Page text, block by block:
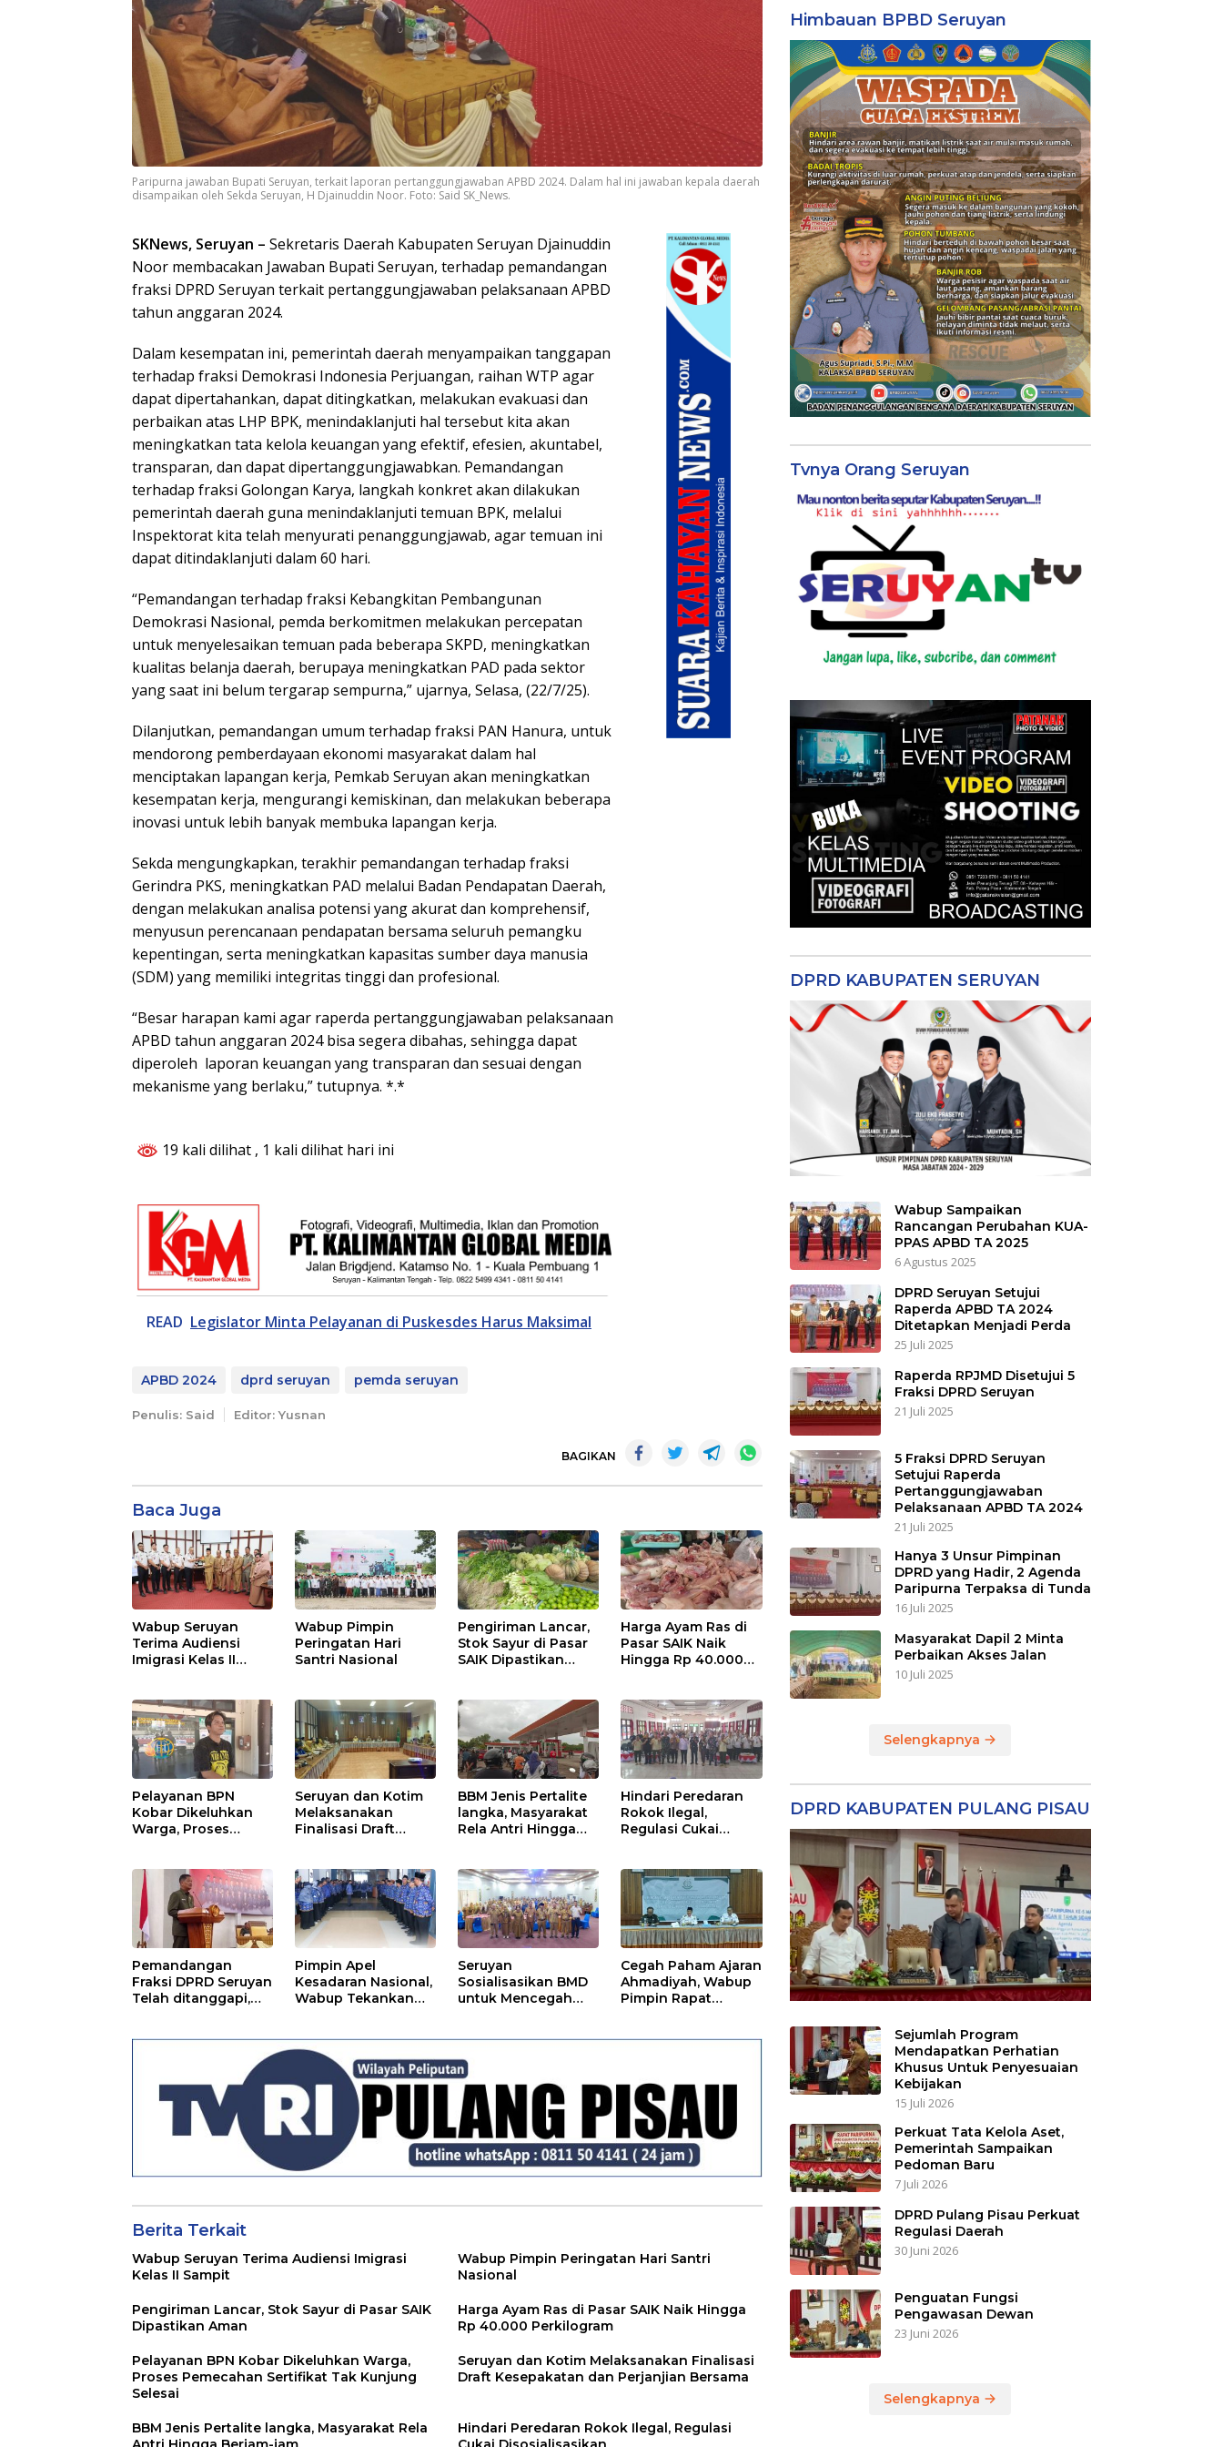
Paripurna jawaban Bupati Seruyan, terkait laporan pertanggungjawaban APBD 2024. Dalam hal ini jawaban kepala daerah
disampaikan oleh Sekda Seruyan, H Djainuddin Noor. Foto: Said SK_News.
SKNews, Seruyan – Sekretaris Daerah Kabupaten Seruyan Djainuddin
Noor membacakan Jawaban Bupati Seruyan, terhadap pemandangan
fraksi DPRD Seruyan terkait pertanggungjawaban pelaksanaan APBD
tahun anggaran 2024.
Dalam kesempatan ini, pemerintah daerah menyampaikan tanggapan
terhadap fraksi Demokrasi Indonesia Perjuangan, raihan WTP agar
dapat dipertahankan, dapat ditingkatkan, melakukan evakuasi dan
perbaikan atas LHP BPK, menindaklanjuti hal tersebut kita akan
meningkatkan tata kelola keuangan yang efektif, efesien, akuntabel,
transparan, dan dapat dipertanggungjawabkan. Pemandangan
terhadap fraksi Golongan Karya, langkah konkret akan dilakukan
pemerintah daerah guna menindaklanjuti temuan BPK, melalui
Inspektorat kita telah menyurati penanggungjawab, agar temuan ini
dapat ditindaklanjuti dalam 60 hari.
“Pemandangan terhadap fraksi Kebangkitan Pembangunan
Demokrasi Nasional, pemda berkomitmen melakukan percepatan
untuk menyelesaikan temuan pada beberapa SKPD, meningkatkan
kualitas belanja daerah, berupaya meningkatkan PAD pada sektor
yang saat ini belum tergarap sempurna,” ujarnya, Selasa, (22/7/25).
Dilanjutkan, pemandangan umum terhadap fraksi PAN Hanura, untuk
mendorong pemberdayaan ekonomi masyarakat dalam hal
menciptakan lapangan kerja, Pemkab Seruyan akan meningkatkan
kesempatan kerja, mengurangi kemiskinan, dan melakukan beberapa
inovasi untuk lebih banyak membuka lapangan kerja.
Sekda mengungkapkan, terakhir pemandangan terhadap fraksi
Gerindra PKS, meningkatkan PAD melalui Badan Pendapatan Daerah,
dengan melakukan analisa potensi yang akurat dan komprehensif,
menyusun perencanaan pendapatan bersama seluruh pemangku
kepentingan, serta meningkatkan kapasitas sumber daya manusia
(SDM) yang memiliki integritas tinggi dan profesional.
“Besar harapan kami agar raperda pertanggungjawaban pelaksanaan
APBD tahun anggaran 2024 bisa segera dibahas, sehingga dapat
diperoleh laporan keuangan yang transparan dan sesuai dengan
mekanisme yang berlaku,” tutupnya. *.*
19 kali dilihat , 1 kali dilihat hari ini
READ Legislator Minta Pelayanan di Puskesdes Harus Maksimal
APBD 2024 dprd seruyan pemda seruyan
Penulis: Said Editor: Yusnan
BAGIKAN
Baca Juga
Wabup Seruyan
Terima Audiensi
Imigrasi Kelas II
Wabup Pimpin
Peringatan Hari
Santri Nasional
Pengiriman Lancar,
Stok Sayur di Pasar
SAIK Dipastikan
Harga Ayam Ras di
Pasar SAIK Naik
Hingga Rp 40.000
Pelayanan BPN
Kobar Dikeluhkan
Warga, Proses
Kunjung Selesai
Seruyan dan Kotim
Melaksanakan
Finalisasi Draft
BBM Jenis Pertalite
langka, Masyarakat
Rela Antri Hingga
Hindari Peredaran
Rokok Ilegal,
Regulasi Cukai
Pemandangan
Fraksi DPRD Seruyan
Telah ditanggapi,
Pimpin Apel
Kesadaran Nasional,
Wabup Tekankan
Kepada Para ASN
Seruyan
Sosialisasikan BMD
untuk Mencegah
Cegah Paham Ajaran
Ahmadiyah, Wabup
Pimpin Rapat
Berita Terkait
Wabup Seruyan Terima Audiensi Imigrasi
Kelas II Sampit
Wabup Pimpin Peringatan Hari Santri
Nasional
Pengiriman Lancar, Stok Sayur di Pasar SAIK
Dipastikan Aman
Harga Ayam Ras di Pasar SAIK Naik Hingga
Rp 40.000 Perkilogram
Pelayanan BPN Kobar Dikeluhkan Warga,
Proses Pemecahan Sertifikat Tak Kunjung
Selesai
Seruyan dan Kotim Melaksanakan Finalisasi
Draft Kesepakatan dan Perjanjian Bersama
BBM Jenis Pertalite langka, Masyarakat Rela
Hindari Peredaran Rokok Ilegal, Regulasi
Himbauan BPBD Seruyan
Tvnya Orang Seruyan
DPRD KABUPATEN SERUYAN
Wabup Sampaikan
Rancangan Perubahan KUA-
PPAS APBD TA 2025
6 Agustus 2025
DPRD Seruyan Setujui
Raperda APBD TA 2024
Ditetapkan Menjadi Perda
25 Juli 2025
Raperda RPJMD Disetujui 5
Fraksi DPRD Seruyan
21 Juli 2025
5 Fraksi DPRD Seruyan
Setujui Raperda
Pertanggungjawaban
Pelaksanaan APBD TA 2024
21 Juli 2025
Hanya 3 Unsur Pimpinan
DPRD yang Hadir, 2 Agenda
Paripurna Terpaksa di Tunda
16 Juli 2025
Masyarakat Dapil 2 Minta
Perbaikan Akses Jalan
10 Juli 2025
Selengkapnya
DPRD KABUPATEN PULANG PISAU
Sejumlah Program
Mendapatkan Perhatian
Khusus Untuk Penyesuaian
Kebijakan
15 Juli 2026
Perkuat Tata Kelola Aset,
Pemerintah Sampaikan
Pedoman Baru
7 Juli 2026
DPRD Pulang Pisau Perkuat
Regulasi Daerah
30 Juni 2026
Penguatan Fungsi
Pengawasan Dewan
23 Juni 2026
Selengkapnya